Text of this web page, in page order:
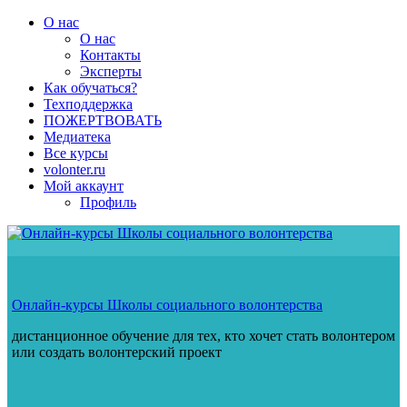
Перейти
содержимому
О нас
О нас
Контакты
Эксперты
Как обучаться?
Техподдержка
ПОЖЕРТВОВАТЬ
Медиатека
Все курсы
volonter.ru
Мой аккаунт
Профиль
Онлайн-курсы Школы социального волонтерства
дистанционное обучение для тех, кто хочет стать волонтером
или создать волонтерский проект